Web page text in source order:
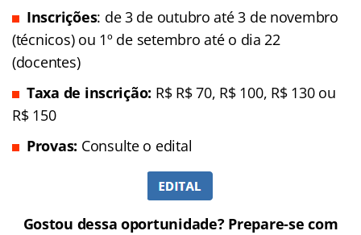
Inscrições: de 3 de outubro até 3 de novembro
(técnicos) ou 1º de setembro até o dia 22
(docentes)
Taxa de inscrição: R$ R$ 70, R$ 100, R$ 130 ou
R$ 150
Provas: Consulte o edital
Gostou dessa oportunidade? Prepare-se com